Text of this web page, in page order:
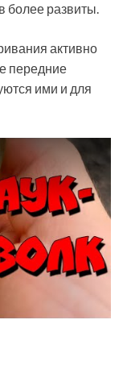
более развиты.
активно
передние
ими и для